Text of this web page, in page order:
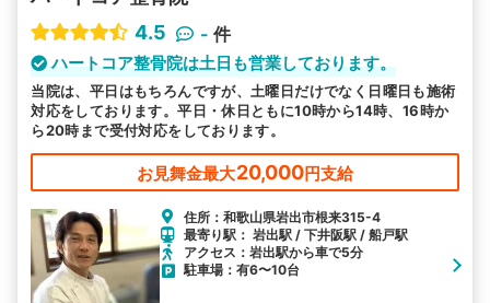
4.5
- 件
ハートコア整骨院は土日も営業しております。
当院は、平日はもちろんですが、土曜日だけでなく日曜日も施術
対応をしております。平日・休日ともに10時から14時、16時か
ら20時まで受付対応をしております。
お見舞金最大20,000円支給
住所：和歌山県岩出市根来315-4
最寄り駅： 岩出駅 / 下井阪駅 / 船戸駅
アクセス：岩出駅から車で5分
駐車場：有6〜10台